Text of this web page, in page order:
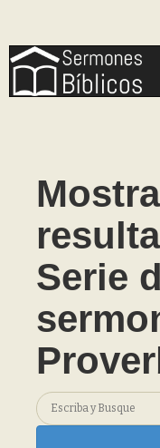
Serie